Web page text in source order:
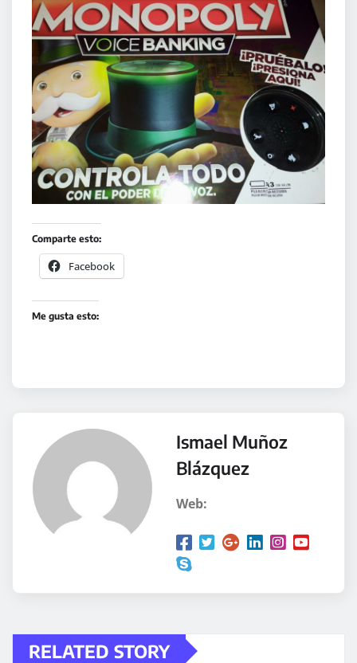
Comparte esto:
Facebook
Me gusta esto:
Ismael Muñoz
Blázquez
Web:
RELATED STORY